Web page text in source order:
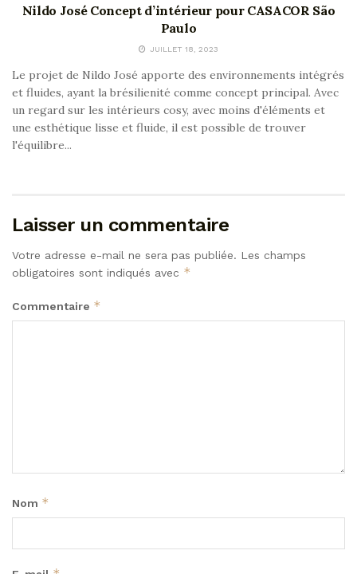
Nildo José Concept d’intérieur pour CASACOR São
Paulo
JUILLET 18, 2023
Le projet de Nildo José apporte des environnements intégrés
et fluides, ayant la brésilienité comme concept principal. Avec
un regard sur les intérieurs cosy, avec moins d'éléments et
une esthétique lisse et fluide, il est possible de trouver
l'équilibre...
Laisser un commentaire
Votre adresse e-mail ne sera pas publiée. Les champs
obligatoires sont indiqués avec *
Commentaire *
Nom *